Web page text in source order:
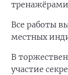
Все работы
местных
В
участие